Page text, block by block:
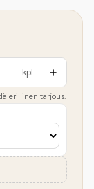
kpl
erillinen tarjous.